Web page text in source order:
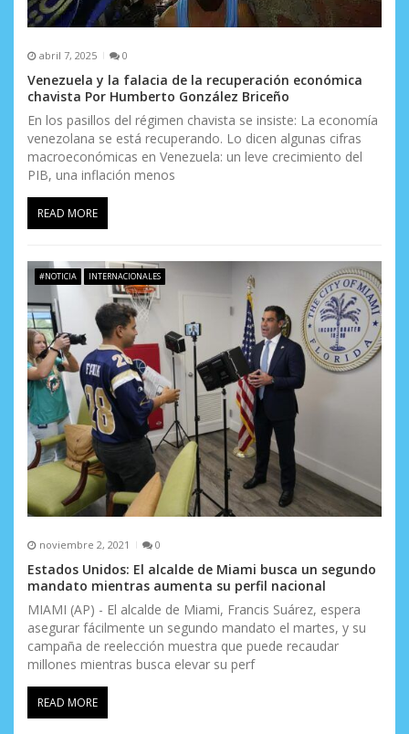
abril 7, 2025 0
Venezuela y la falacia de la recuperación económica
chavista Por Humberto González Briceño
En los pasillos del régimen chavista se insiste: La economía
venezolana se está recuperando. Lo dicen algunas cifras
macroeconómicas en Venezuela: un leve crecimiento del
PIB, una inflación menos
READ MORE
#NOTICIA INTERNACIONALES
noviembre 2, 2021 0
Estados Unidos: El alcalde de Miami busca un segundo
mandato mientras aumenta su perfil nacional
MIAMI (AP) - El alcalde de Miami, Francis Suárez, espera
asegurar fácilmente un segundo mandato el martes, y su
campaña de reelección muestra que puede recaudar
millones mientras busca elevar su perf
READ MORE